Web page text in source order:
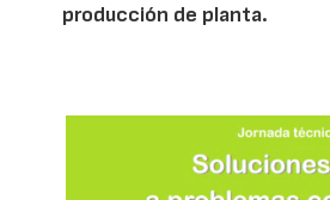
producción de planta.